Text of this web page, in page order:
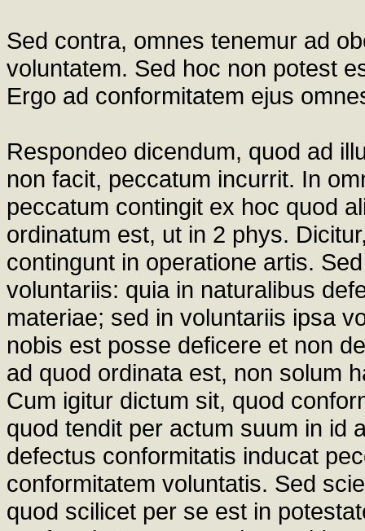
Sed contra, omnes tenemur ad
voluntatem. Sed hoc non potest
Ergo ad conformitatem ejus
Respondeo dicendum, quod ad
non facit, peccatum incurrit. In
peccatum contingit ex hoc quod
ordinatum est, ut in 2 phys.
contingunt in operatione artis.
voluntariis: quia in naturalibus
materiae; sed in voluntariis ipsa
nobis est posse deficere et non
ad quod ordinata est, non solum
Cum igitur dictum sit, quod
quod tendit per actum suum in id
defectus conformitatis inducat
conformitatem voluntatis. Sed
quod scilicet per se est in